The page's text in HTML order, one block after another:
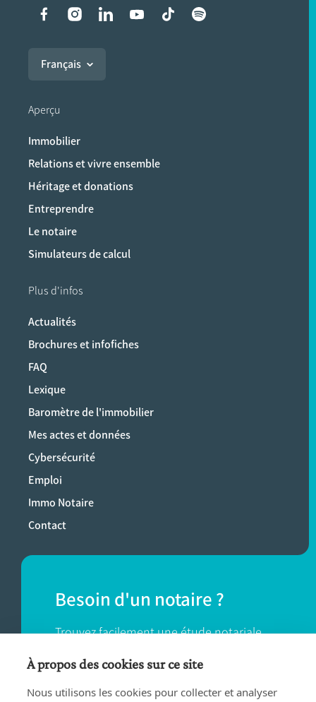
Liens vers les réseaux
Français
Aperçu
Immobilier
Relations et vivre ensemble
Héritage et donations
Entreprendre
Le notaire
Simulateurs de calcul
Plus d'infos
Actualités
Brochures et infofiches
FAQ
Lexique
Baromètre de l'immobilier
Mes actes et données
Cybersécurité
Emploi
Immo Notaire
Contact
Besoin d'un notaire ?
Trouvez facilement une étude notariale
près de chez vous.
TROUVER UN NOTAIRE
À propos des cookies sur ce site
Nous utilisons les cookies pour collecter et analyser